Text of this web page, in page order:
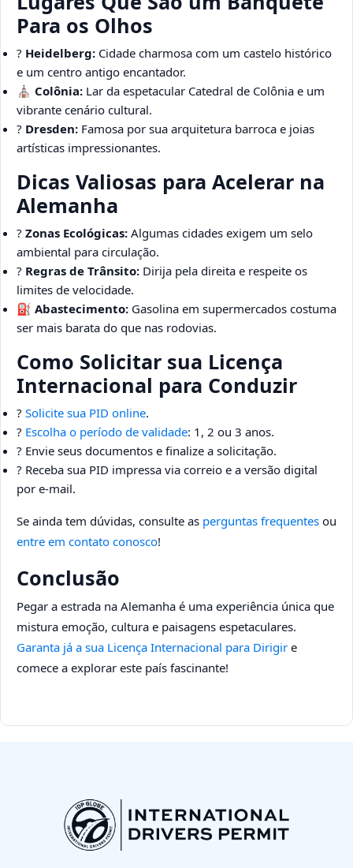
Para os Olhos
? Heidelberg: Cidade charmosa com um castelo histórico
e um centro antigo encantador.
⛪ Colônia: Lar da espetacular Catedral de Colônia e um
vibrante cenário cultural.
? Dresden: Famosa por sua arquitetura barroca e joias
artísticas impressionantes.
Dicas Valiosas para Acelerar na
Alemanha
? Zonas Ecológicas: Algumas cidades exigem um selo
ambiental para circulação.
? Regras de Trânsito: Dirija pela direita e respeite os
limites de velocidade.
⛽ Abastecimento: Gasolina em supermercados costuma
ser mais barata do que nas rodovias.
Como Solicitar sua Licença
Internacional para Conduzir
? Solicite sua PID online.
? Escolha o período de validade: 1, 2 ou 3 anos.
? Envie seus documentos e finalize a solicitação.
? Receba sua PID impressa via correio e a versão digital
por e-mail.
Se ainda tem dúvidas, consulte as perguntas frequentes ou
entre em contato conosco!
Conclusão
Pegar a estrada na Alemanha é uma experiência única que
mistura emoção, cultura e paisagens espetaculares.
Garanta já a sua Licença Internacional para Dirigir e
comece a explorar este país fascinante!